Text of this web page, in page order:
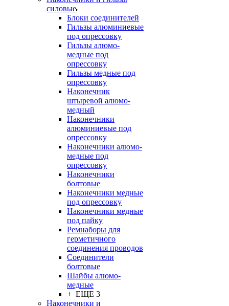
силовые
Блоки соединителей
Гильзы алюминиевые
под опрессовку
Гильзы алюмо-
медные под
опрессовку
Гильзы медные под
опрессовку
Наконечник
штыревой алюмо-
медный
Наконечники
алюминиевые под
опрессовку
Наконечники алюмо-
медные под
опрессовку
Наконечники
болтовые
Наконечники медные
под опрессовку
Наконечники медные
под пайку
Ремнаборы для
герметичного
соединения проводов
Соединители
болтовые
Шайбы алюмо-
медные
+ ЕЩЕ 3
Наконечники и